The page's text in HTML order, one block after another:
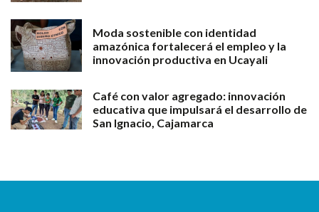
Moda sostenible con identidad
amazónica fortalecerá el empleo y la
innovación productiva en Ucayali
Café con valor agregado: innovación
educativa que impulsará el desarrollo de
San Ignacio, Cajamarca